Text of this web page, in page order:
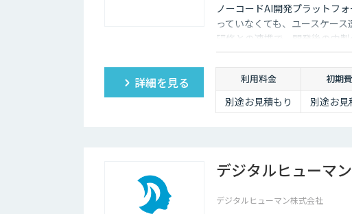
ノーコードAI開発プラットフ
っていなくても、ユースケー
研修との連携で、開発後の内
詳細を見る 利用料金 初期
別途お見積もり 別途お見
デジタルヒューマン
デジタルヒューマン株式会社